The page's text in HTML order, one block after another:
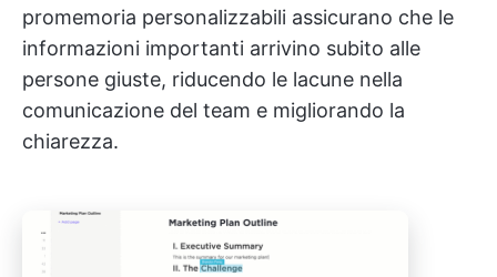
promemoria personalizzabili assicurano che le
informazioni importanti arrivino subito alle
persone giuste, riducendo le lacune nella
comunicazione del team e migliorando la
chiarezza.